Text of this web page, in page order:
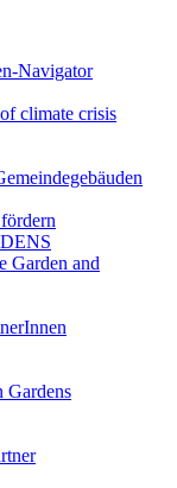
Navigator
climate crisis
Garden and